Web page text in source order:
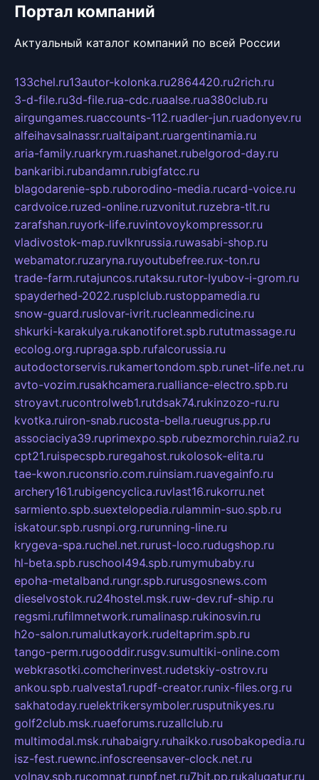
Портал компаний
Актуальный каталог компаний по всей России
133chel.ru13autor-kolonka.ru2864420.ru2rich.ru
3-d-file.ru3d-file.rua-cdc.ruaalse.rua380club.ru
airgungames.ruaccounts-112.ruadler-jun.ruadonyev.ru
alfeihavsalnassr.rualtaipant.ruargentinamia.ru
aria-family.ruarkrym.ruashanet.rubelgorod-day.ru
bankaribi.rubandamn.rubigfatcc.ru
blagodarenie-spb.ruborodino-media.rucard-voice.ru
cardvoice.ruzed-online.ruzvonitut.ruzebra-tlt.ru
zarafshan.ruyork-life.ruvintovoykompressor.ru
vladivostok-map.ruvlknrussia.ruwasabi-shop.ru
webamator.ruzaryna.ruyoutubefree.rux-ton.ru
trade-farm.rutajuncos.rutaksu.rutor-lyubov-i-grom.ru
spayderhed-2022.rusplclub.rustoppamedia.ru
snow-guard.ruslovar-ivrit.rucleanmedicine.ru
shkurki-karakulya.rukanotiforet.spb.rututmassage.ru
ecolog.org.rupraga.spb.rufalcorussia.ru
autodoctorservis.rukamertondom.spb.runet-life.net.ru
avto-vozim.rusakhcamera.rualliance-electro.spb.ru
stroyavt.rucontrolweb1.rutdsak74.rukinzozo-ru.ru
kvotka.ruiron-snab.rucosta-bella.rueugrus.pp.ru
associaciya39.ruprimexpo.spb.rubezmorchin.ruia2.ru
cpt21.ruispecspb.ruregahost.rukolosok-elita.ru
tae-kwon.ruconsrio.com.ruinsiam.ruavegainfo.ru
archery161.rubigencyclica.ruvlast16.rukorru.net
sarmiento.spb.suextelopedia.rulammin-suo.spb.ru
iskatour.spb.rusnpi.org.rurunning-line.ru
krygeva-spa.ruchel.net.rurust-loco.rudugshop.ru
hl-beta.spb.ruschool494.spb.rumymubaby.ru
epoha-metalband.rungr.spb.rurusgosnews.com
dieselvostok.ru24hostel.msk.ruw-dev.ruf-ship.ru
regsmi.rufilmnetwork.rumalinasp.rukinosvin.ru
h2o-salon.rumalutkayork.rudeltaprim.spb.ru
tango-perm.rugooddir.rusgv.sumultiki-online.com
webkrasotki.comcherinvest.rudetskiy-ostrov.ru
ankou.spb.rualvesta1.rupdf-creator.runix-files.org.ru
sakhatoday.ruelektrikersymboler.rusputnikyes.ru
golf2club.msk.ruaeforums.ruzallclub.ru
multimodal.msk.ruhabaigry.ruhaikko.rusobakopedia.ru
isz-fest.ruewnc.infoscreensaver-clock.net.ru
volnav.spb.rucomnat.runpf.net.ru7bit.pp.rukalugatur.ru